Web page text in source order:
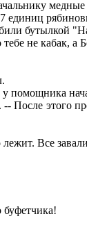
единиц
бутылкой
не кабак, а
помощника
После этого
Все
буфетчика!